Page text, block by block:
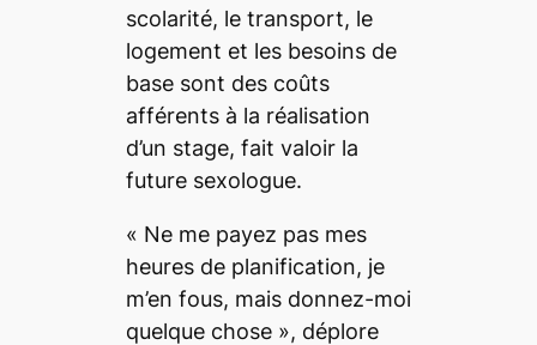
scolarité, le transport, le
logement et les besoins de
base sont des coûts
afférents à la réalisation
d’un stage, fait valoir la
future sexologue.
« Ne me payez pas mes
heures de planification, je
m’en fous, mais donnez-moi
quelque chose », déplore